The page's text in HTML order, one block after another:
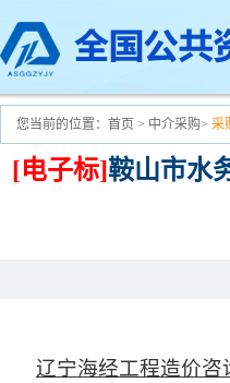
您当前的位置： 首页 > 中介采购> 采
[电子标]鞍山市水
辽宁海经工程造价咨